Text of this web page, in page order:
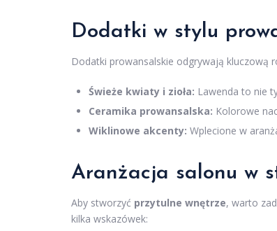
Dodatki w stylu
Dodatki prowansalskie odgrywają kluczową
Świeże kwiaty i zioła: Lawenda to nie
Ceramika prowansalska: Kolorowe
Wiklinowe akcenty: Wplecione w
Aranżacja salonu w
Aby stworzyć przytulne wnętrze, warto
kilka wskazówek: